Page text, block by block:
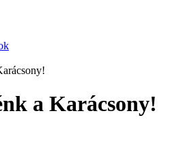
a Karácsony!